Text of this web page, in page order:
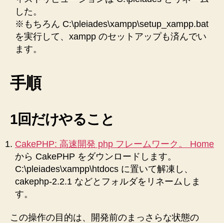
モ
し
した。
※もちろん C:\pleiades\xampp\setup_xampp.bat
を実行して、xampp のセットアップも済んでい
ます。
手順
1回だけやること
CakePHP: 高速開発 php フレームワーク。 Home
から CakePHP をダウンロードします。
C:\pleiades\xampp\htdocs に置いて解凍し、
cakephp-2.2.1 などとフォルダをリネームしま
す。
この操作の目的は、開発前のまっさらな状態の